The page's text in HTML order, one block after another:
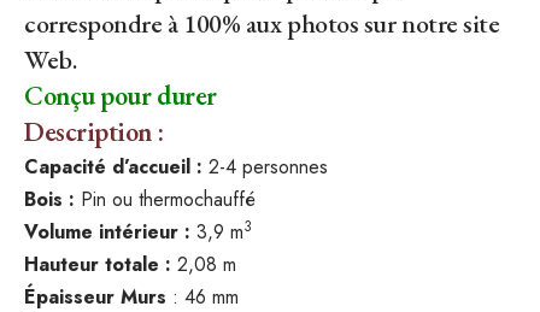
correspondre à 100% aux photos sur notre site
Web.
Conçu pour durer
Description :
Capacité d’accueil : 2-4 personnes
Bois : Pin ou thermochauffé
Volume intérieur : 3,9 m3
Hauteur totale : 2,08 m
Épaisseur Murs : 46 mm